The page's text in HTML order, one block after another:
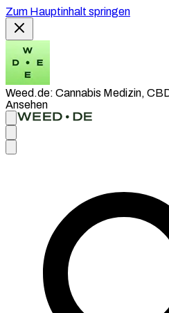
Zum Hauptinhalt springen
Weed.de: Cannabis Medizin,
Ansehen